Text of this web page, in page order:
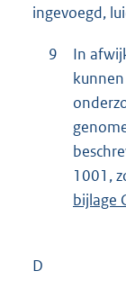
ingevoegd,
9
In
1001,
bijlage
D